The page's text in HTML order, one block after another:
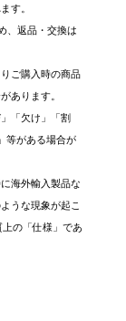
す。
、返品・交換は
ご購入時の商品
あります。
「欠け」「割
等がある場合が
海外輸入製品な
うな現象が起こ
の「仕様」であ